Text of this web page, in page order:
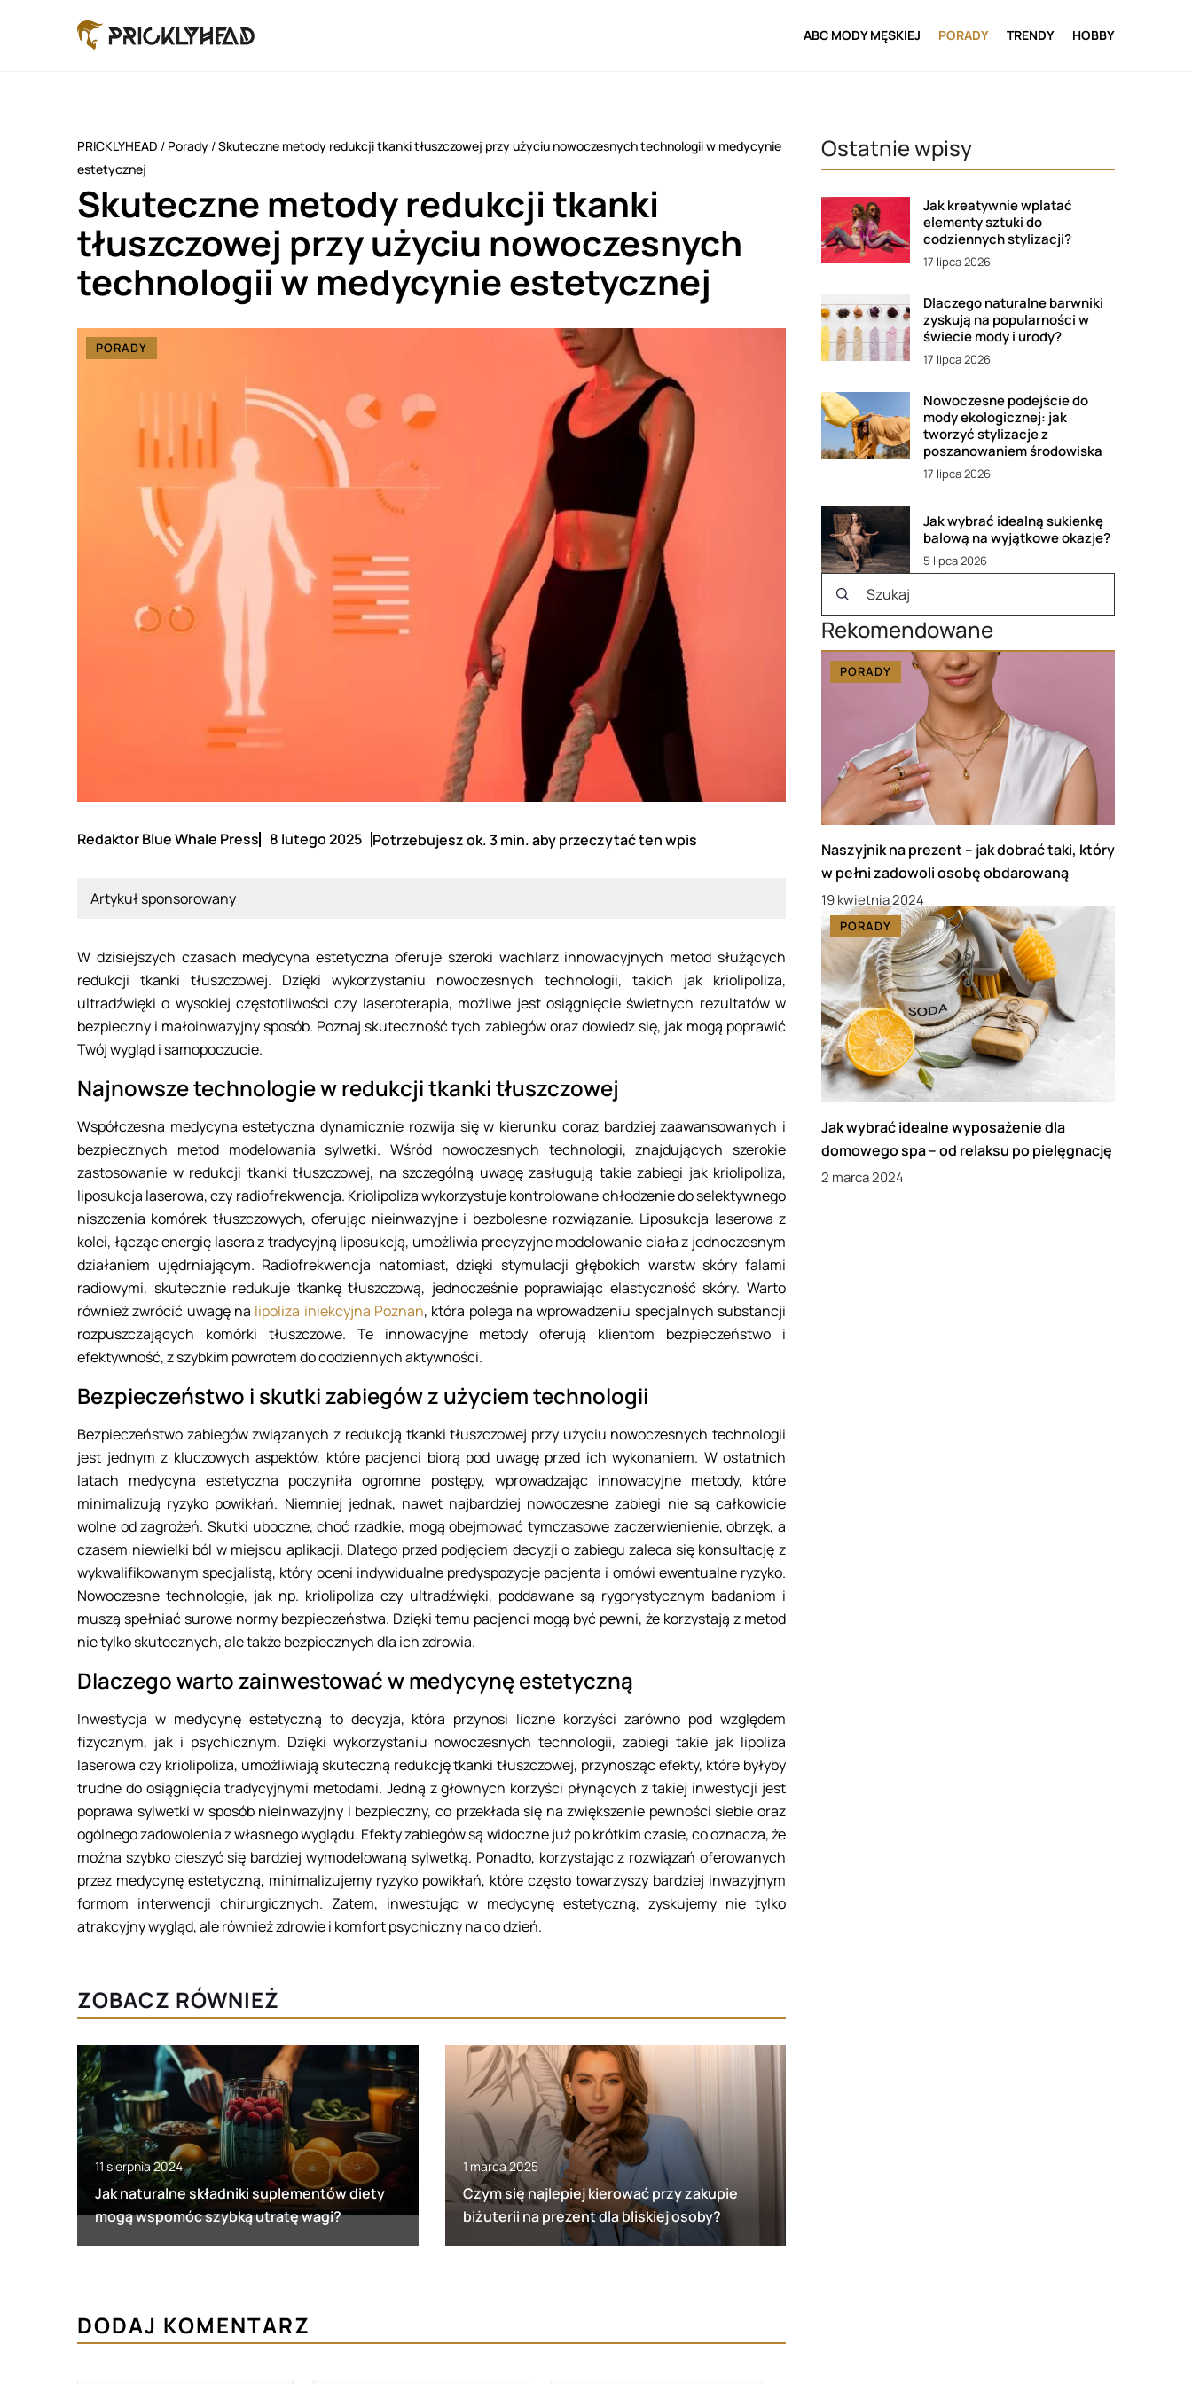
ABC MODY MĘSKIEJ PORADY TRENDY HOBBY
PRICKLYHEAD / Porady /Skuteczne metody redukcji tkanki tłuszczowej przy użyciu nowoczesnych technologii w medycynie
estetycznej
Skuteczne metody redukcji tkanki
tłuszczowej przy użyciu nowoczesnych
technologii w medycynie estetycznej
PORADY
Redaktor Blue Whale Press 8 lutego 2025 Potrzebujesz ok. 3 min. aby przeczytać ten wpis
Artykuł sponsorowany
W dzisiejszych czasach medycyna estetyczna oferuje szeroki wachlarz innowacyjnych metod służących
redukcji tkanki tłuszczowej. Dzięki wykorzystaniu nowoczesnych technologii, takich jak kriolipoliza,
ultradźwięki o wysokiej częstotliwości czy laseroterapia, możliwe jest osiągnięcie świetnych rezultatów w
bezpieczny i małoinwazyjny sposób. Poznaj skuteczność tych zabiegów oraz dowiedz się, jak mogą poprawić
Twój wygląd i samopoczucie.
Najnowsze technologie w redukcji tkanki tłuszczowej
Współczesna medycyna estetyczna dynamicznie rozwija się w kierunku coraz bardziej zaawansowanych i
bezpiecznych metod modelowania sylwetki. Wśród nowoczesnych technologii, znajdujących szerokie
zastosowanie w redukcji tkanki tłuszczowej, na szczególną uwagę zasługują takie zabiegi jak kriolipoliza,
liposukcja laserowa, czy radiofrekwencja. Kriolipoliza wykorzystuje kontrolowane chłodzenie do selektywnego
niszczenia komórek tłuszczowych, oferując nieinwazyjne i bezbolesne rozwiązanie. Liposukcja laserowa z
kolei, łącząc energię lasera z tradycyjną liposukcją, umożliwia precyzyjne modelowanie ciała z jednoczesnym
działaniem ujędrniającym. Radiofrekwencja natomiast, dzięki stymulacji głębokich warstw skóry falami
radiowymi, skutecznie redukuje tkankę tłuszczową, jednocześnie poprawiając elastyczność skóry. Warto
również zwrócić uwagę na lipoliza iniekcyjna Poznań, która polega na wprowadzeniu specjalnych substancji
rozpuszczających komórki tłuszczowe. Te innowacyjne metody oferują klientom bezpieczeństwo i
efektywność, z szybkim powrotem do codziennych aktywności.
Bezpieczeństwo i skutki zabiegów z użyciem technologii
Bezpieczeństwo zabiegów związanych z redukcją tkanki tłuszczowej przy użyciu nowoczesnych technologii
jest jednym z kluczowych aspektów, które pacjenci biorą pod uwagę przed ich wykonaniem. W ostatnich
latach medycyna estetyczna poczyniła ogromne postępy, wprowadzając innowacyjne metody, które
minimalizują ryzyko powikłań. Niemniej jednak, nawet najbardziej nowoczesne zabiegi nie są całkowicie
wolne od zagrożeń. Skutki uboczne, choć rzadkie, mogą obejmować tymczasowe zaczerwienienie, obrzęk, a
czasem niewielki ból w miejscu aplikacji. Dlatego przed podjęciem decyzji o zabiegu zaleca się konsultację z
wykwalifikowanym specjalistą, który oceni indywidualne predyspozycje pacjenta i omówi ewentualne ryzyko.
Nowoczesne technologie, jak np. kriolipoliza czy ultradźwięki, poddawane są rygorystycznym badaniom i
muszą spełniać surowe normy bezpieczeństwa. Dzięki temu pacjenci mogą być pewni, że korzystają z metod
nie tylko skutecznych, ale także bezpiecznych dla ich zdrowia.
Dlaczego warto zainwestować w medycynę estetyczną
Inwestycja w medycynę estetyczną to decyzja, która przynosi liczne korzyści zarówno pod względem
fizycznym, jak i psychicznym. Dzięki wykorzystaniu nowoczesnych technologii, zabiegi takie jak lipoliza
laserowa czy kriolipoliza, umożliwiają skuteczną redukcję tkanki tłuszczowej, przynosząc efekty, które byłyby
trudne do osiągnięcia tradycyjnymi metodami. Jedną z głównych korzyści płynących z takiej inwestycji jest
poprawa sylwetki w sposób nieinwazyjny i bezpieczny, co przekłada się na zwiększenie pewności siebie oraz
ogólnego zadowolenia z własnego wyglądu. Efekty zabiegów są widoczne już po krótkim czasie, co oznacza, że
można szybko cieszyć się bardziej wymodelowaną sylwetką. Ponadto, korzystając z rozwiązań oferowanych
przez medycynę estetyczną, minimalizujemy ryzyko powikłań, które często towarzyszy bardziej inwazyjnym
formom interwencji chirurgicznych. Zatem, inwestując w medycynę estetyczną, zyskujemy nie tylko
atrakcyjny wygląd, ale również zdrowie i komfort psychiczny na co dzień.
ZOBACZ RÓWNIEŻ
11 sierpnia 2024
Jak naturalne składniki suplementów diety
mogą wspomóc szybką utratę wagi?
1 marca 2025
Czym się najlepiej kierować przy zakupie
biżuterii na prezent dla bliskiej osoby?
Ostatnie wpisy
Jak kreatywnie wplatać
elementy sztuki do
codziennych stylizacji?
17 lipca 2026
Dlaczego naturalne barwniki
zyskują na popularności w
świecie mody i urody?
17 lipca 2026
Nowoczesne podejście do
mody ekologicznej: jak
tworzyć stylizacje z
poszanowaniem środowiska
17 lipca 2026
Jak wybrać idealną sukienkę
balową na wyjątkowe okazje?
5 lipca 2026
Rekomendowane
PORADY
Naszyjnik na prezent – jak dobrać taki, który
w pełni zadowoli osobę obdarowaną
19 kwietnia 2024
PORADY
Jak wybrać idealne wyposażenie dla
domowego spa – od relaksu po pielęgnację
2 marca 2024
DODAJ KOMENTARZ